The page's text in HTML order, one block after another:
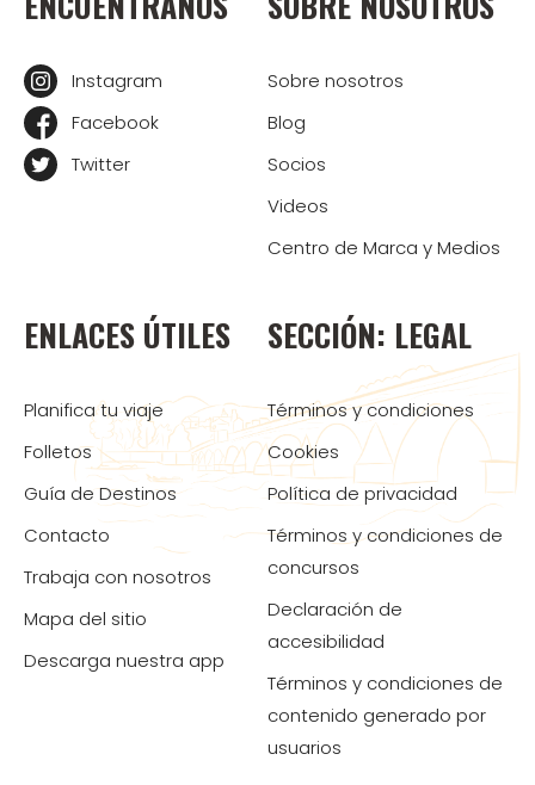
Instagram
Facebook
Twitter
Sobre nosotros
Blog
Socios
Videos
Centro de Marca y Medios
ENLACES ÚTILES
Planifica tu viaje
Folletos
Guía de Destinos
Contacto
Trabaja con nosotros
Mapa del sitio
Descarga nuestra app
SECCIÓN: LEGAL
Términos y condiciones
Cookies
Política de privacidad
Términos y condiciones de
concursos
Declaración de
accesibilidad
Términos y condiciones de
contenido generado por
usuarios